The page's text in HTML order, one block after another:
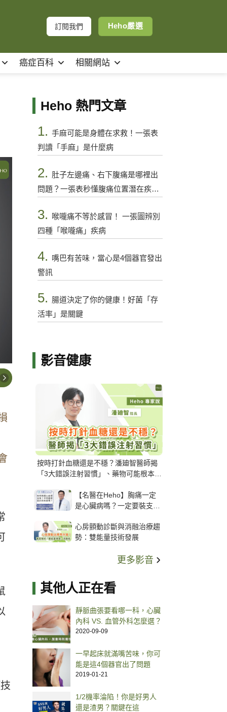
訂閱我們 Heho嚴選
癌症百科 相關網站
Heho 熱門文章
1. 手麻可能是身體在求救！一張表
判讀「手麻」是什麼病
2. 肚子左邊痛、右下腹痛是哪裡出
問題？一張表秒懂腹痛位置潛在疾病
3.
喉嚨痛不等於感冒！ 一張圖辨別
四種「喉嚨痛」疾病
4. 嘴巴有苦味，當心是4個器官發出
警訊
5. 腸道決定了你的健康！好菌「存
活率」是關鍵
影音健康
按時打針血糖還是不穩？潘廸智醫師揭
「3大錯誤注射習慣」、藥物可能根本沒
【名醫在Heho】胸痛一定
是心臟病嗎？一定要裝支
解析支架種類、風險與選擇
關鍵
心房顫動診斷與消融治療趨
勢：雙能量技術發展
更多影音
其他人正在看
靜脈曲張要看哪一科，心臟
內科 VS. 血管外科怎麼選？
2020-09-09
一早起床就滿嘴苦味，你可
能是這4個器官出了問題
2019-01-21
1/2機率淪陷！你是好男人
還是渣男？關鍵在這